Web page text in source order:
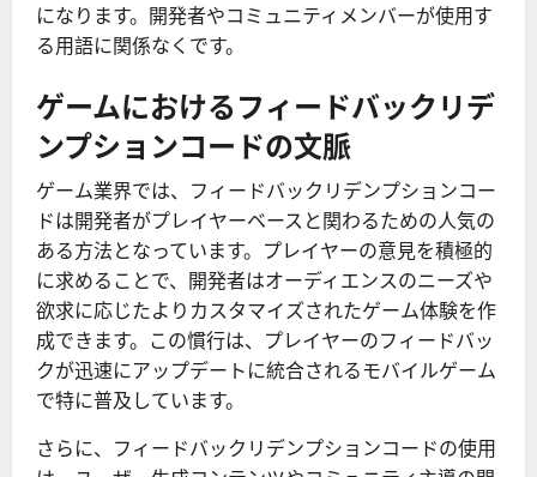
になります。開発者やコミュニティメンバーが使用す
る用語に関係なくです。
ゲームにおけるフィードバックリデ
ンプションコードの文脈
ゲーム業界では、フィードバックリデンプションコー
ドは開発者がプレイヤーベースと関わるための人気の
ある方法となっています。プレイヤーの意見を積極的
に求めることで、開発者はオーディエンスのニーズや
欲求に応じたよりカスタマイズされたゲーム体験を作
成できます。この慣行は、プレイヤーのフィードバッ
クが迅速にアップデートに統合されるモバイルゲーム
で特に普及しています。
さらに、フィードバックリデンプションコードの使用